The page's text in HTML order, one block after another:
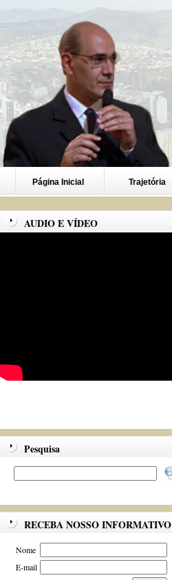
Página Inicial Trajetória
AUDIO E VÍDEO
Pesquisa
RECEBA NOSSO INFORMATIVO
Nome
E-mail